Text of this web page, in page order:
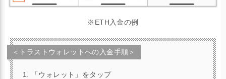
※ETH入金の例
＜トラストウォレットへの入金手順＞
「ウォレット」をタップ